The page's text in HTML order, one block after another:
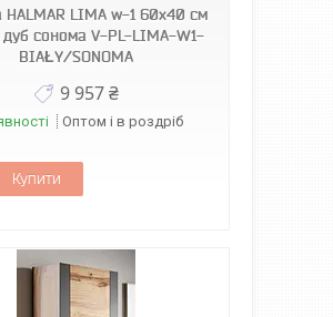
HALMAR LIMA w-1 60x40 см
сонома V-PL-LIMA-W1-
BIAŁY/SONOMA
9 957 ₴
Оптом і в роздріб
Купити